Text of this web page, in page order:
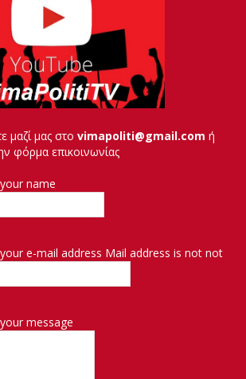
μαζί μας στο vimapoliti@gmail.com ή
φόρμα επικοινωνίας
name
e-mail address Mail address is not not
message